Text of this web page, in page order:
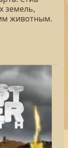
земель,
животным.